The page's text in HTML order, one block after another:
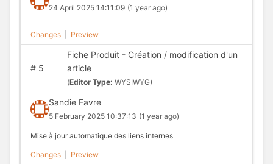
24 April 2025 14:11:09 (1 year ago)
Changes Preview
#5
Fiche Produit - Création / modification d'un
article
(Editor Type: WYSIWYG)
Sandie Favre
5 February 2025 10:37:13 (1 year ago)
Mise à jour automatique des liens internes
Changes Preview